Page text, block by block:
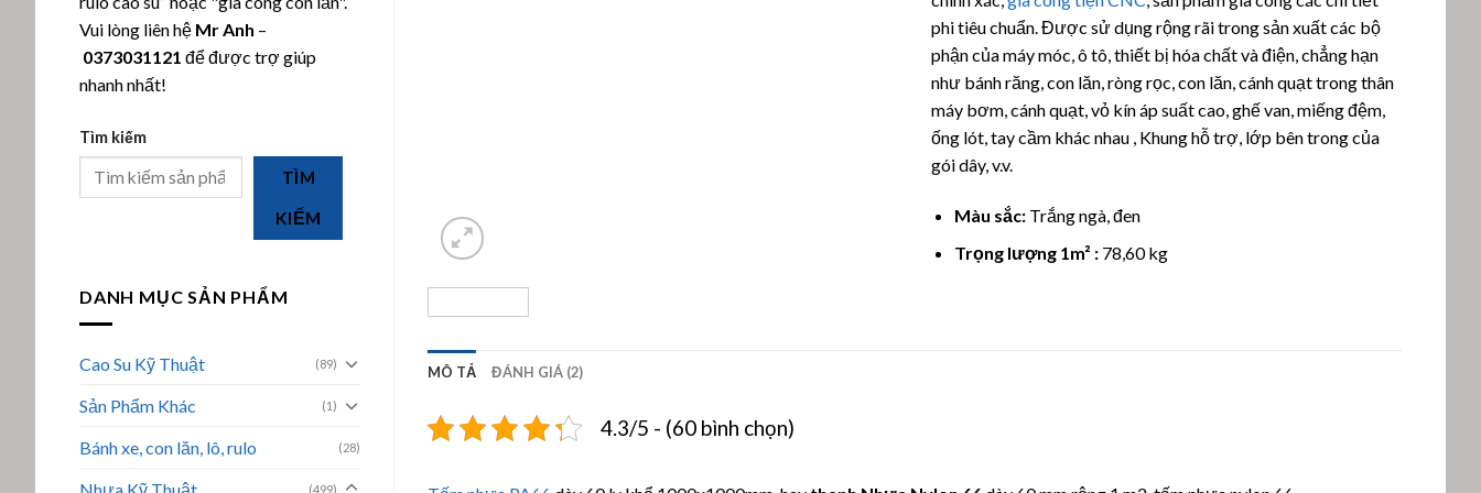
Vui lòng liên hệ Mr Anh –
0373031121 để được trợ giúp
nhanh nhất!
Tìm kiếm
TÌM
KIẾM
DANH MỤC SẢN PHẨM
Cao Su Kỹ Thuật (89)
Sản Phẩm Khác (1)
Bánh xe, con lăn, lô, rulo (28)
Nhựa Kỹ Thuật (499)
phi tiêu chuẩn. Được sử dụng rộng rãi trong sản xuất các bộ
phận của máy móc, ô tô, thiết bị hóa chất và điện, chẳng hạn
như bánh răng, con lăn, ròng rọc, con lăn, cánh quạt trong thân
máy bơm, cánh quạt, vỏ kín áp suất cao, ghế van, miếng đệm,
ống lót, tay cầm khác nhau , Khung hỗ trợ, lớp bên trong của
gói dây, v.v.
Màu sắc:Trắng ngà, đen
Trọng lượng 1m² :78,60 kg
MÔ TẢ ĐÁNH GIÁ (2)
4.3/5 - (60 bình chọn)